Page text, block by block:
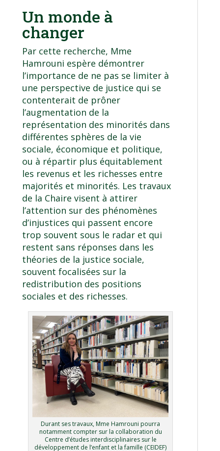
Un monde à
changer
Par cette recherche, Mme
Hamrouni espère démontrer
l’importance de ne pas se limiter à
une perspective de justice qui se
contenterait de prôner
l’augmentation de la
représentation des minorités dans
différentes sphères de la vie
sociale, économique et politique,
ou à répartir plus équitablement
les revenus et les richesses entre
majorités et minorités. Les travaux
de la Chaire visent à attirer
l’attention sur des phénomènes
d’injustices qui passent encore
trop souvent sous le radar et qui
restent sans réponses dans les
théories de la justice sociale,
souvent focalisées sur la
redistribution des positions
sociales et des richesses.
Durant ses travaux, Mme Hamrouni pourra
notamment compter sur la collaboration du
Centre d’études interdisciplinaires sur le
développement de l’enfant et la famille (CEIDEF)